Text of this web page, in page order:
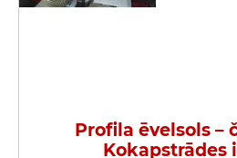
Profila ēvelsols –
Kokapstrādes